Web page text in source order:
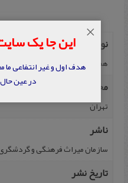
نویسنده
ه‍م‍ای‍ون‌ ام‍ام‍ی‌
محل نشر
تهران
ناشر
س‍ازم‍ان‌ م‍ی‍راث‌ ف‍ره‍ن‍گ‍ی‌ و
تاریخ نشر
این جا یک
هدف اول و غیر انتفاعی ما
در عین
×